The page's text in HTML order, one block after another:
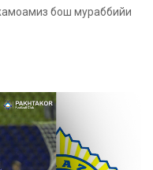
бош мураббийи